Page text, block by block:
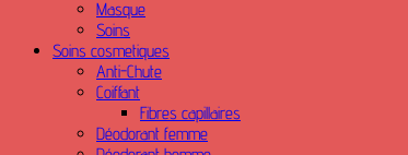
Masque
Soins
Soins cosmetiques
Anti-Chute
Coiffant
Fibres capillaires
Déodorant femme